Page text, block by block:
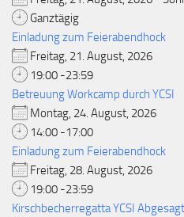
Ganztägig
Einladung zum Feierabendhock
Freitag, 21. August, 2026
19:00 -23:59
Betreuung Workcamp durch YCSI
Montag, 24. August, 2026
14:00 -17:00
Einladung zum Feierabendhock
Freitag, 28. August, 2026
19:00 -23:59
Kirschbecherregatta YCSI Abgesagt